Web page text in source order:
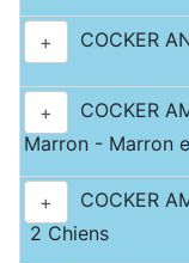
+ COCKER
+
COCKER
Marron - Marron
+
COCKER
2 Chiens